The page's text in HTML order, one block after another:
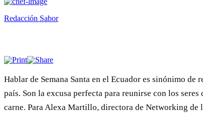
Redacción Sabor
Hablar de Semana Santa en el Ecuador es sinónimo
país. Son la excusa perfecta para reunirse con los
carne. Para Alexa Martillo, directora de Networking de